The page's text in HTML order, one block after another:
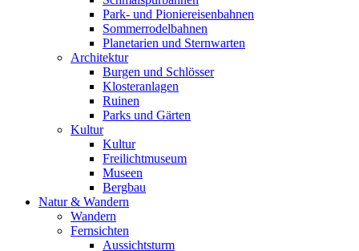
Park- und Pioniereisenbahnen
Sommerrodelbahnen
Planetarien und Sternwarten
Architektur
Burgen und Schlösser
Klosteranlagen
Ruinen
Parks und Gärten
Kultur
Kultur
Freilichtmuseum
Museen
Bergbau
Natur & Wandern
Wandern
Fernsichten
Aussichtsturm